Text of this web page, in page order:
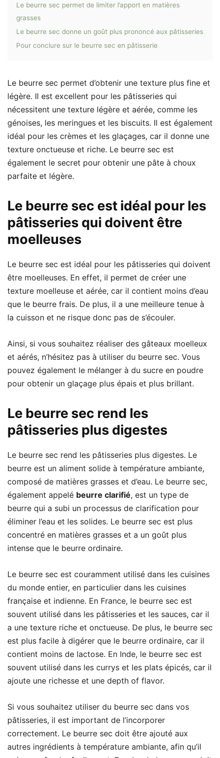
Le beurre sec permet de limiter l’apport en matières
grasses
Le beurre sec donne un goût plus prononcé aux pâtisseries
Pour conclure sur le beurre sec en pâtisserie
Le beurre sec permet d’obtenir une texture plus fine et
légère. Il est excellent pour les pâtisseries qui
nécessitent une texture légère et aérée, comme les
génoises, les meringues et les biscuits. Il est également
idéal pour les crèmes et les glaçages, car il donne une
texture onctueuse et riche. Le beurre sec est
également le secret pour obtenir une pâte à choux
parfaite et légère.
Le beurre sec est idéal pour les
pâtisseries qui doivent être
moelleuses
Le beurre sec est idéal pour les pâtisseries qui doivent
être moelleuses. En effet, il permet de créer une
texture moelleuse et aérée, car il contient moins d’eau
que le beurre frais. De plus, il a une meilleure tenue à
la cuisson et ne risque donc pas de s’écouler.
Ainsi, si vous souhaitez réaliser des gâteaux moelleux
et aérés, n’hésitez pas à utiliser du beurre sec. Vous
pouvez également le mélanger à du sucre en poudre
pour obtenir un glaçage plus épais et plus brillant.
Le beurre sec rend les
pâtisseries plus digestes
Le beurre sec rend les pâtisseries plus digestes. Le
beurre est un aliment solide à température ambiante,
composé de matières grasses et d’eau. Le beurre sec,
également appelé beurre clarifié, est un type de
beurre qui a subi un processus de clarification pour
éliminer l’eau et les solides. Le beurre sec est plus
concentré en matières grasses et a un goût plus
intense que le beurre ordinaire.
Le beurre sec est couramment utilisé dans les cuisines
du monde entier, en particulier dans les cuisines
française et indienne. En France, le beurre sec est
souvent utilisé dans les pâtisseries et les sauces, car il
a une texture riche et onctueuse. De plus, le beurre sec
est plus facile à digérer que le beurre ordinaire, car il
contient moins de lactose. En Inde, le beurre sec est
souvent utilisé dans les currys et les plats épicés, car il
ajoute une richesse et une depth of flavor.
Si vous souhaitez utiliser du beurre sec dans vos
pâtisseries, il est important de l’incorporer
correctement. Le beurre sec doit être ajouté aux
autres ingrédients à température ambiante, afin qu’il